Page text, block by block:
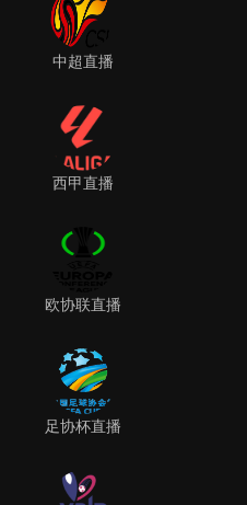
中超直播
西甲直播
欧协联直播
足协杯直播